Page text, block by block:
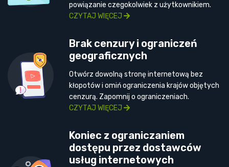
powiązanie czegokolwiek z użytkownikiem.
CZYTAJ WIĘCEJ
Brak cenzury i ograniczeń
geograficznych
Otwórz dowolną stronę internetową bez
kłopotów i omiń ograniczenia krajów objętych
cenzurą. Zapomnij o ograniczeniach.
CZYTAJ WIĘCEJ
Koniec z ograniczaniem
dostępu przez dostawców
usług internetowych